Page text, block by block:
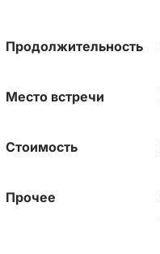
Продолжительность
Место встречи
Стоимость
Прочее